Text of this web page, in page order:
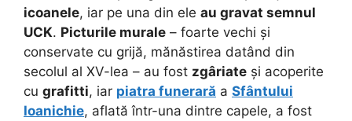
icoanele, iar pe una din ele au gravat semnul
UCK. Picturile murale – foarte vechi și
conservate cu grijă, mănăstirea datând din
secolul al XV-lea – au fost zgâriate și acoperite
cu grafitti, iar piatra funerară a Sfântului
Ioanichie, aflată într-una dintre capele, a fost